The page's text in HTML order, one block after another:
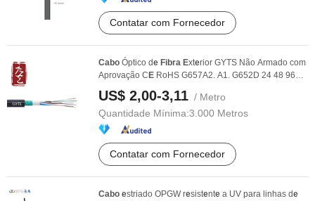
Contatar com Fornecedor
Cabo Óptico de Fibra Exterior GYTS Não Armado com
Aprovação C E RoHS G657A2. A1. G652D 24 48 96
144 ...
US$ 2,00-3,11 / Metro
Quantidade Mínima:3.000 Metros
Contatar com Fornecedor
Cabo estriado OPGW resistente a UV para linhas de